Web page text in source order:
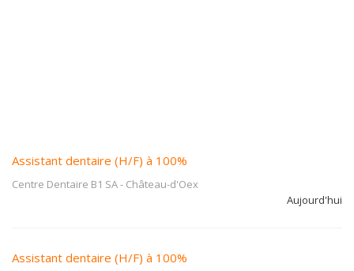
Assistant dentaire (H/F) à 100%
Centre Dentaire B1 SA- Château-d'Oex
Aujourd'hui
Assistant dentaire (H/F) à 100%